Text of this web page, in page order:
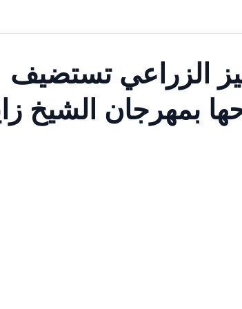
الزراعي تستضيف
بمهرجان الشيخ